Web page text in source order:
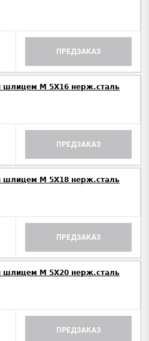
ПРЕДЗАКАЗ
шлицем M 5Х16 нерж.сталь
ПРЕДЗАКАЗ
шлицем M 5Х18 нерж.сталь
ПРЕДЗАКАЗ
шлицем M 5Х20 нерж.сталь
ПРЕДЗАКАЗ